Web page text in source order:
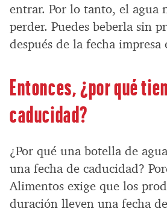
entrar. Por lo tanto, el agua
perder. Puedes beberla sin
después de la fecha
Entonces, ¿por qué
caducidad?
¿Por qué una botella de
una fecha de caducidad?
Alimentos exige que los
duración lleven una fecha